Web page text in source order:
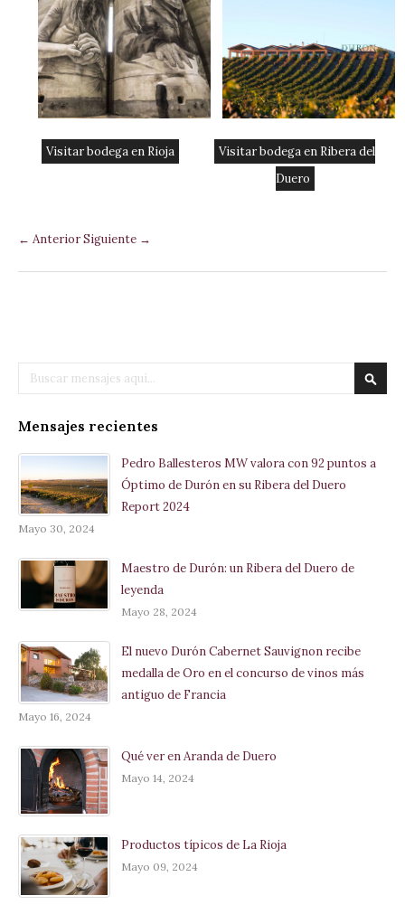
Visitar bodega en Rioja
Visitar bodega en Ribera del
Duero
← AnteriorSiguiente →
Buscar
Mensajes recientes
Pedro Ballesteros MW valora con 92 puntos a
Óptimo de Durón en su Ribera del Duero
Report 2024
Mayo 30, 2024
Maestro de Durón: un Ribera del Duero de
leyenda
Mayo 28, 2024
El nuevo Durón Cabernet Sauvignon recibe
medalla de Oro en el concurso de vinos más
antiguo de Francia
Mayo 16, 2024
Qué ver en Aranda de Duero
Mayo 14, 2024
Productos típicos de La Rioja
Mayo 09, 2024